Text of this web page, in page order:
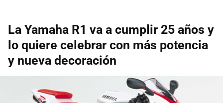
La Yamaha R1 va a cumplir 25 años y
lo quiere celebrar con más potencia
y nueva decoración